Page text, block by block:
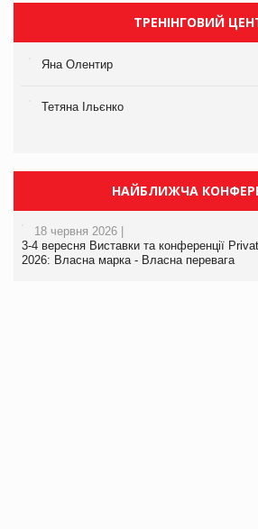
ТРЕНІНГОВИЙ
Яна Олентир
Тетяна Ільєнко
НАЙБЛИЖЧА
18 червня 2026 |
3-4 вересня Виставки та конференції
2026: Власна марка - Власна перевага